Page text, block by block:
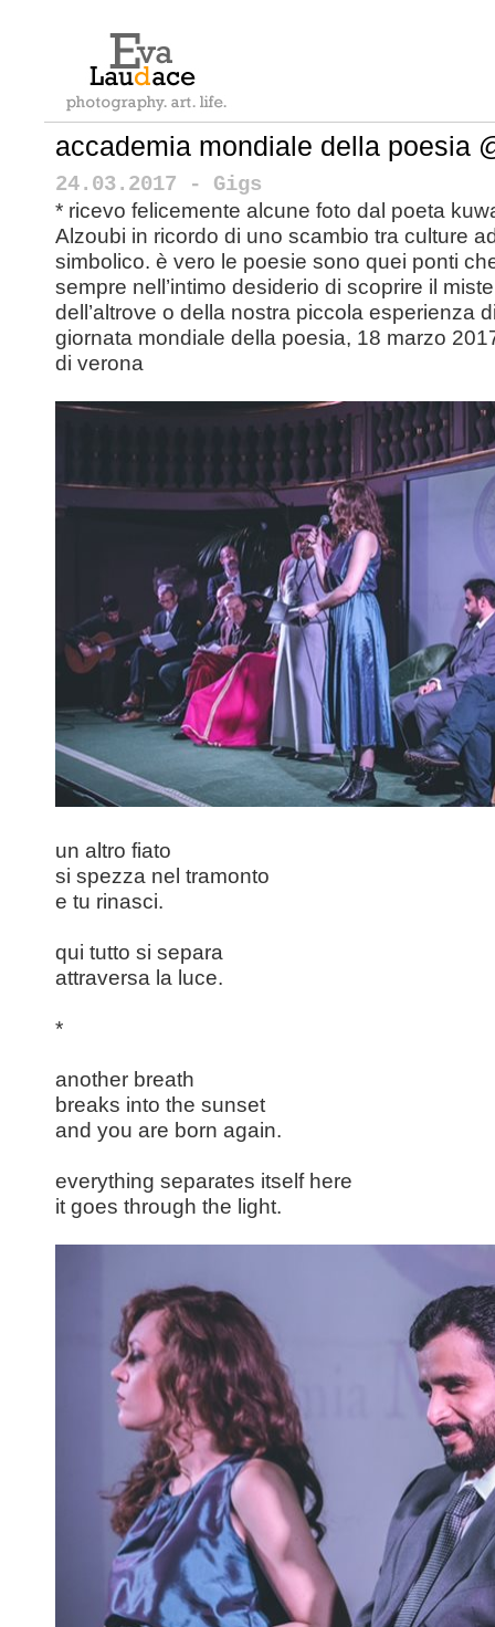
accademia mondiale della poesia
24.03.2017 - Gigs
* ricevo felicemente alcune foto dal poeta
Alzoubi in ricordo di uno scambio tra culture
simbolico. è vero le poesie sono quei ponti
sempre nell’intimo desiderio di scoprire il
dell’altrove o della nostra piccola esperienza
giornata mondiale della poesia, 18 marzo
di verona
un altro fiato
si spezza nel tramonto
e tu rinasci.
qui tutto si separa
attraversa la luce.
*
another breath
breaks into the sunset
and you are born again.
everything separates itself here
it goes through the light.